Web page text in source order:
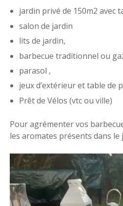
jardin privé de 150m2 avec
salon de jardin
lits de jardin,
barbecue traditionnel ou
parasol ,
jeux d’extérieur et table de
Prêt de Vélos (vtc ou ville)
Pour agrémenter vos
les aromates présents dans le